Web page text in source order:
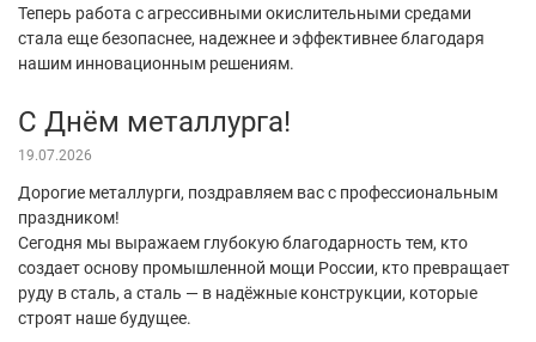
Теперь работа с агрессивными окислительными средами
стала еще безопаснее, надежнее и эффективнее благодаря
нашим инновационным решениям.
С Днём металлурга!
19.07.2026
Дорогие металлурги, поздравляем вас с профессиональным
праздником!
Сегодня мы выражаем глубокую благодарность тем, кто
создает основу промышленной мощи России, кто превращает
руду в сталь, а сталь — в надёжные конструкции, которые
строят наше будущее.